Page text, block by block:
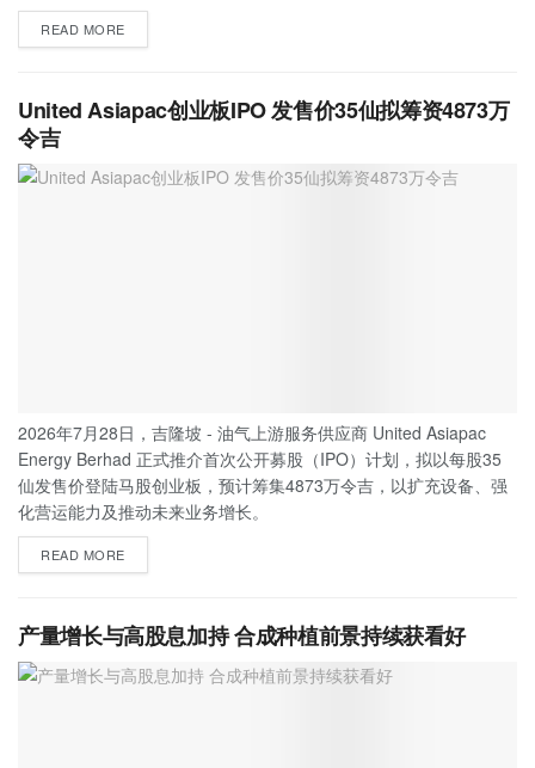
READ MORE
United Asiapac创业板IPO 发售价35仙拟筹资4873万
令吉
2026年7月28日，吉隆坡 - 油气上游服务供应商 United Asiapac
Energy Berhad 正式推介首次公开募股（IPO）计划，拟以每股35
仙发售价登陆马股创业板，预计筹集4873万令吉，以扩充设备、强
化营运能力及推动未来业务增长。
READ MORE
产量增长与高股息加持 合成种植前景持续获看好